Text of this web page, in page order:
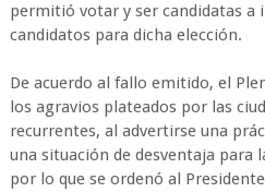
permitió votar y ser candidatas a
candidatos para dicha elección.
De acuerdo al fallo emitido, el
los agravios plateados por las
recurrentes, al advertirse una
una situación de desventaja para
por lo que se ordenó al